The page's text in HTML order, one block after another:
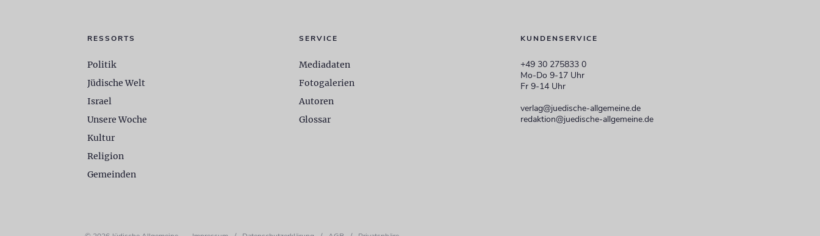
KUNDENSERVICE
+49 30 275833 0
Mo-Do 9-17 Uhr
Fr 9-14 Uhr
verlag@juedische-allgemeine.de
redaktion@juedische-allgemeine.de
RESSORTS
Politik
Jüdische Welt
Israel
Unsere Woche
Kultur
Religion
Gemeinden
SERVICE
Mediadaten
Fotogalerien
Autoren
Glossar